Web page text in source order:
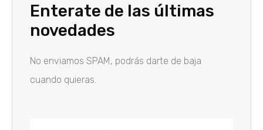
Enterate de las últimas
novedades
No enviamos SPAM, podrás darte de baja
cuando quieras.